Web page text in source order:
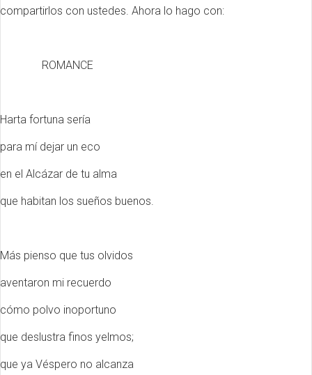
compartirlos con ustedes. Ahora lo hago con:
ROMANCE
Harta fortuna sería
para mí dejar un eco
en el Alcázar de tu alma
que habitan los sueños buenos.
Más pienso que tus olvidos
aventaron mi recuerdo
cómo polvo inoportuno
que deslustra finos yelmos;
que ya Véspero no alcanza